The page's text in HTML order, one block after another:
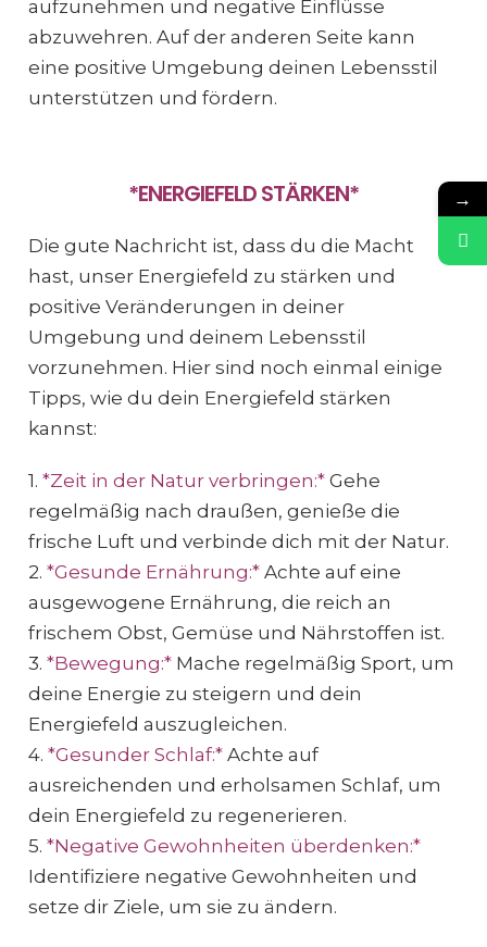
aufzunehmen und negative Einflüsse
abzuwehren. Auf der anderen Seite kann
eine positive Umgebung deinen Lebensstil
unterstützen und fördern.
*ENERGIEFELD STÄRKEN*
Die gute Nachricht ist, dass du die Macht
hast, unser Energiefeld zu stärken und
positive Veränderungen in deiner
Umgebung und deinem Lebensstil
vorzunehmen. Hier sind noch einmal einige
Tipps, wie du dein Energiefeld stärken
kannst:
1. *Zeit in der Natur verbringen:*Gehe
regelmäßig nach draußen, genieße die
frische Luft und verbinde dich mit der Natur.
2. *Gesunde Ernährung:*Achte auf eine
ausgewogene Ernährung, die reich an
frischem Obst, Gemüse und Nährstoffen ist.
3. *Bewegung:*Mache regelmäßig Sport, um
deine Energie zu steigern und dein
Energiefeld auszugleichen.
4. *Gesunder Schlaf:*Achte auf
ausreichenden und erholsamen Schlaf, um
dein Energiefeld zu regenerieren.
5. *Negative Gewohnheiten überdenken:*
Identifiziere negative Gewohnheiten und
setze dir Ziele, um sie zu ändern.
→